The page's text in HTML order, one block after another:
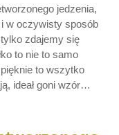
jedzenia,
w oczywisty sposób
zdajemy się
to nie to samo
to wszytko
ideał goni wzór…